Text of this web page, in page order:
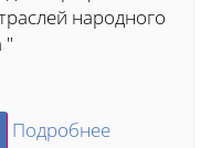
народного
"
Подробнее